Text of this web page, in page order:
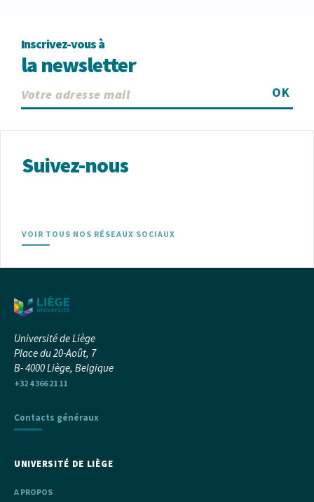
Inscrivez-vous à
la newsletter
OK
Suivez-nous
VOIR TOUS NOS RÉSEAUX SOCIAUX
Université de Liège
Place du 20-Août, 7
B- 4000 Liège, Belgique
+32 4 366 21 11
Contacts généraux
UNIVERSITÉ DE LIÈGE
A PROPOS